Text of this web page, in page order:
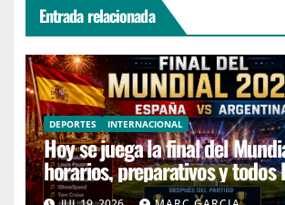
Entrada relacionada
DEPORTES INTERNACIONAL
Hoy se juega la final del
horarios, preparativos y todos